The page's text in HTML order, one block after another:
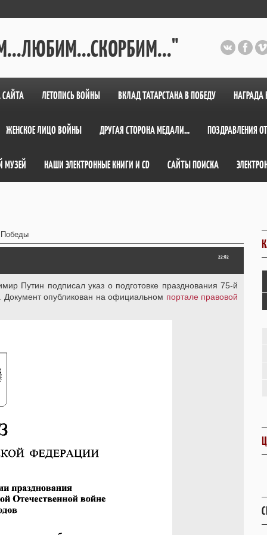
САЙТА ЛЕТОПИСЬ ВОЙНЫ ВКЛАД ТАТАРСТАНА В ПОБЕДУ НАГРАДА
ЖЕНСКОЕ ЛИЦО ВОЙНЫ ДРУГАЯ СТОРОНА МЕДАЛИ... ПОЗДРАВЛЕНИЯ
МУЗЕЙ НАШИ ЭЛЕКТРОННЫЕ КНИГИ И СD САЙТЫ ПОИСКА
Победы
22:02
Путин подписал указ о подготовке празднования 75-й
опубликован на официальном портале правовой